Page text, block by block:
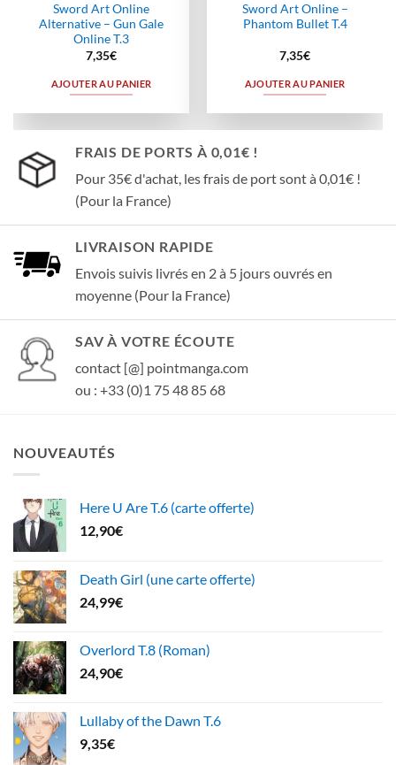
Sword Art Online
Alternative – Gun Gale
Online T.3
7,35€
AJOUTER AU PANIER
Sword Art Online –
Phantom Bullet T.4
7,35€
AJOUTER AU PANIER
FRAIS DE PORTS À 0,01€ !
Pour 35€ d'achat, les frais de port sont à 0,01€ !
(Pour la France)
LIVRAISON RAPIDE
Envois suivis livrés en 2 à 5 jours ouvrés en
moyenne (Pour la France)
SAV À VOTRE ÉCOUTE
contact [@] pointmanga.com
ou : +33 (0)1 75 48 85 68
NOUVEAUTÉS
Here U Are T.6 (carte offerte)
12,90€
Death Girl (une carte offerte)
24,99€
Overlord T.8 (Roman)
24,90€
Lullaby of the Dawn T.6
9,35€